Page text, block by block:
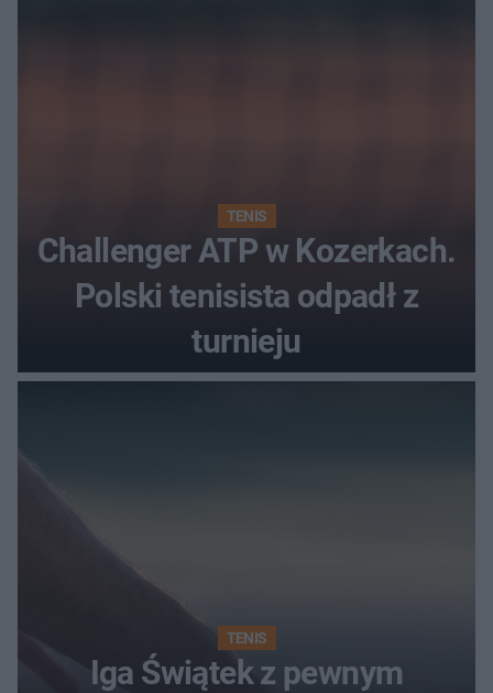
TENIS
Challenger ATP w Kozerkach.
Polski tenisista odpadł z
turnieju
TENIS
Iga Świątek z pewnym